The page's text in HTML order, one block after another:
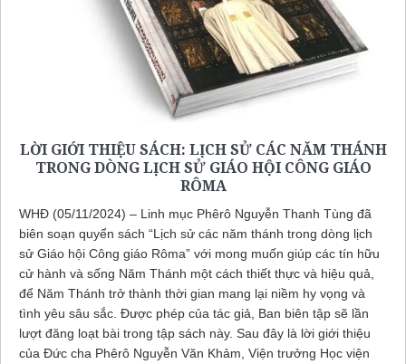
LỜI GIỚI THIỆU SÁCH: LỊCH SỬ CÁC NĂM THÁNH
TRONG DÒNG LỊCH SỬ GIÁO HỘI CÔNG GIÁO
RÔMA
WHĐ (05/11/2024) – Linh mục Phêrô Nguyễn Thanh Tùng đã
biên soạn quyển sách “Lịch sử các năm thánh trong dòng lịch
sử Giáo hội Công giáo Rôma” với mong muốn giúp các tín hữu
cử hành và sống Năm Thánh một cách thiết thực và hiệu quả,
để Năm Thánh trở thành thời gian mang lại niềm hy vọng và
tình yêu sâu sắc. Được phép của tác giả, Ban biên tập sẽ lần
lượt đăng loạt bài trong tập sách này. Sau đây là lời giới thiệu
của Đức cha Phêrô Nguyễn Văn Khảm, Viện trưởng Học viện